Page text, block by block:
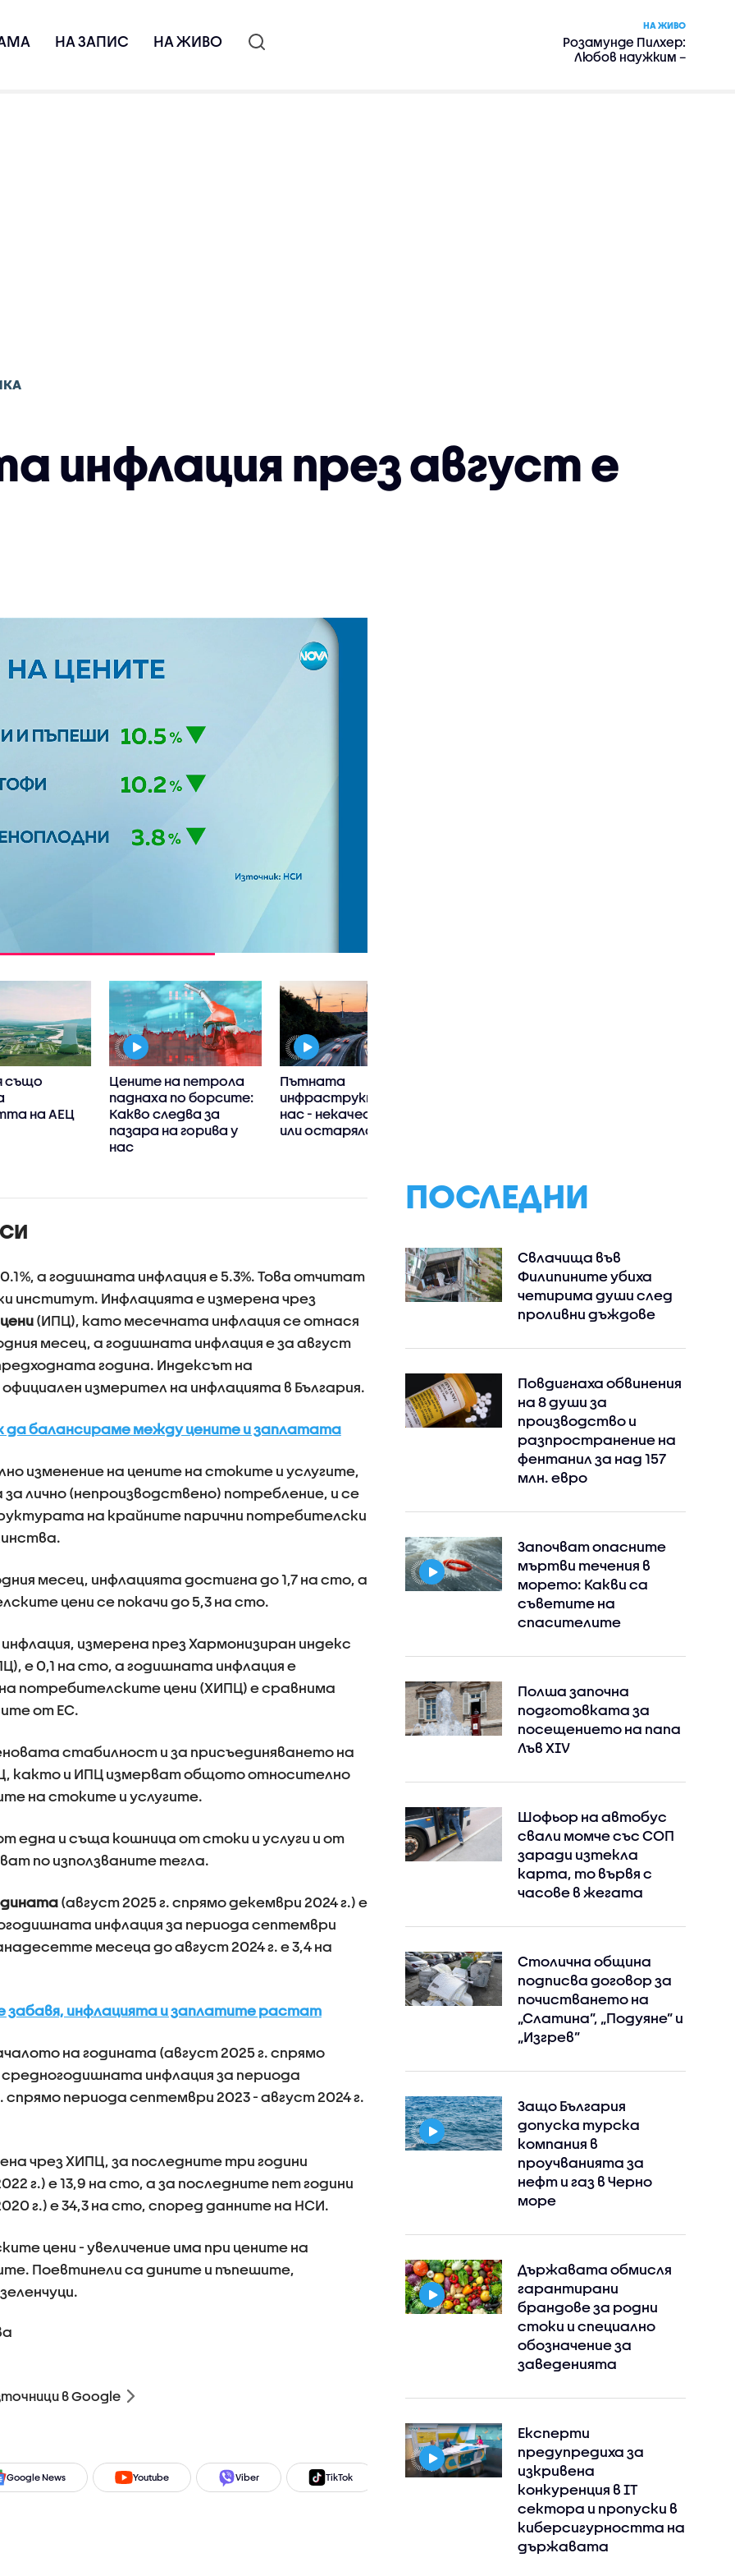
НА ЗАПИС НА ЖИВО
НА ЖИВО
Розамунде Пилхер:
Любов наужким –
инфлация през август е
също
на АЕЦ
Цените на петрола
паднаха по борсите:
Какво следва за
пазара на горива у
нас
Пътната
инфраструктура у
нас - некачествена
или остаряла?
а годишната инфлация е 5.3%. Това отчитат
институт. Инфлацията е измерена чрез
(ИПЦ), като месечната инфлация се отнася
месец, а годишната инфлация е за август
година. Индексът на
измерител на инфлацията в България.
да балансираме между цените и заплатата
изменение на цените на стоките и услугите,
лично (непроизводствено) потребление, и се
на крайните парични потребителски
месец, инфлацията достигна до 1,7 на сто, а
цени се покачи до 5,3 на сто.
измерена през Хармонизиран индекс
е 0,1 на сто, а годишната инфлация е
на потребителските цени (ХИПЦ) е сравнима
от ЕС.
стабилност и за присъединяването на
както и ИПЦ измерват общото относително
на стоките и услугите.
една и съща кошница от стоки и услуги и от
по използваните тегла.
(август 2025 г. спрямо декември 2024 г.) е
инфлация за периода септември
месеца до август 2024 г. е 3,4 на
забавя, инфлацията и заплатите растат
на годината (август 2025 г. спрямо
средногодишната инфлация за периода
спрямо периода септември 2023 - август 2024 г.
чрез ХИПЦ, за последните три години
г.) е 13,9 на сто, а за последните пет години
г.) е 34,3 на сто, според данните на НСИ.
цени - увеличение има при цените на
Поевтинели са дините и пъпешите,
в Google
Google News Youtube Viber TikTok Instagram Facebook
ПОСЛЕДНИ
Свлачища във
Филипините убиха
четирима души след
проливни дъждове
Повдигнаха обвинения
на 8 души за
производство и
разпространение на
фентанил за над 157
млн. евро
Започват опасните
мъртви течения в
морето: Какви са
съветите на
спасителите
Полша започна
подготовката за
посещението на папа
Лъв XIV
Шофьор на автобус
свали момче със СОП
заради изтекла
карта, то вървя с
часове в жегата
Столична община
подписва договор за
почистването на
„Слатина”, „Подуяне” и
„Изгрев”
Защо България
допуска турска
компания в
проучванията за
нефт и газ в Черно
море
Държавата обмисля
гарантирани
брандове за родни
стоки и специално
обозначение за
заведенията
Експерти
предупредиха за
изкривена
конкуренция в IT
сектора и пропуски в
киберсигурността на
държавата